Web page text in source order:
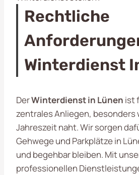
Rechtliche
Winterdienst
DerWinterdienst in Lünen ist
zentrales Anliegen, besonders
Jahreszeit naht. Wir sorgen
Gehwege und Parkplätze in
und begehbar bleiben. Mit
professionellen